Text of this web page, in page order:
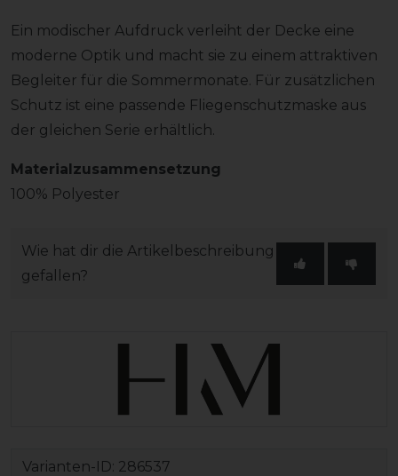
Ein modischer Aufdruck verleiht der Decke eine
moderne Optik und macht sie zu einem attraktiven
Begleiter für die Sommermonate. Für zusätzlichen
Schutz ist eine passende Fliegenschutzmaske aus
der gleichen Serie erhältlich.
Materialzusammensetzung
100% Polyester
Wie hat dir die Artikelbeschreibung
gefallen?
Varianten-ID: 286537